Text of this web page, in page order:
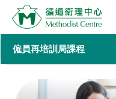
僱員再培訓局課程